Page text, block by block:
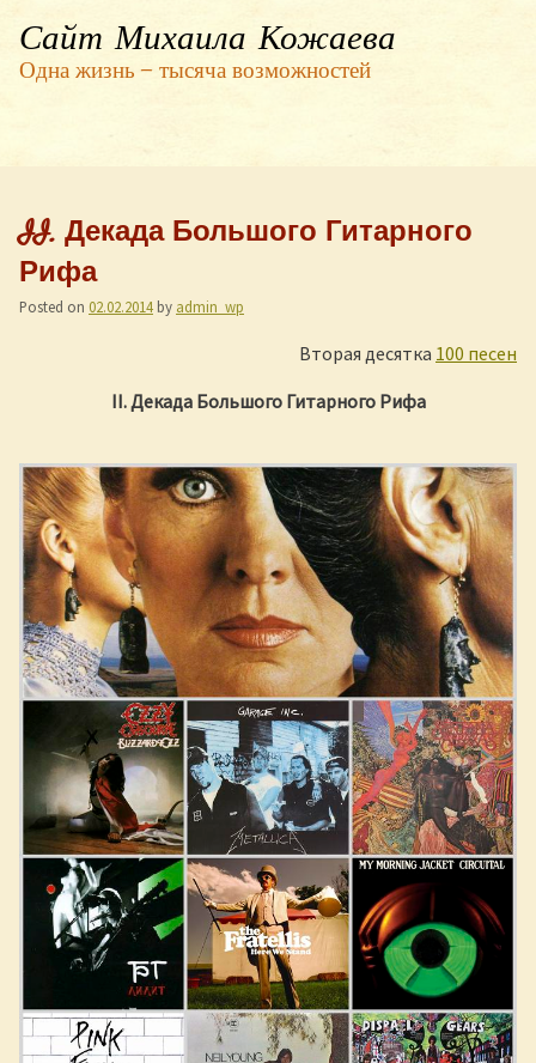
Сайт Михаила Кожаева
Одна жизнь — тысяча возможностей
II. Декада Большого Гитарного
Рифа
Posted on 02.02.2014 by admin_wp
Вторая десятка 100 песен
II. Декада Большого Гитарного Рифа